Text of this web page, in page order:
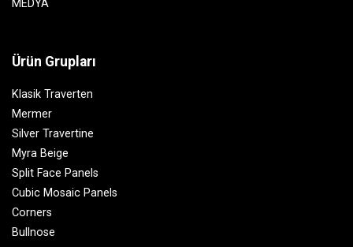
MEDYA
Ürün Grupları
Klasik Traverten
Mermer
Silver Travertine
Myra Beige
Split Face Panels
Cubic Mosaic Panels
Corners
Bullnose